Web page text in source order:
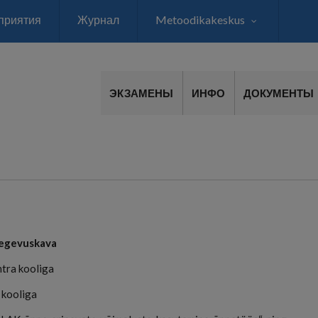
Журнал Metoodikakeskus
ЭКЗАМЕНЫ ИНФО ДОКУМЕНТЫ
kooliga
kooliga